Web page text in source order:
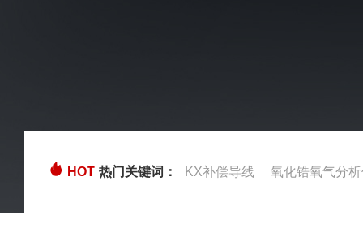
HOT 热门关键词： KX补偿导线 氧化锆氧气分